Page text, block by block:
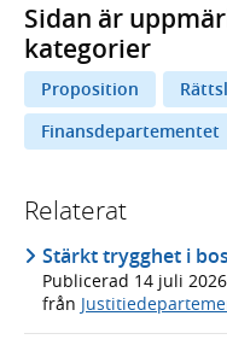
Sidan är
kategorier
Proposition
Finansdepartementet
Relaterat
Stärkt trygghet i
Publicerad 14 juli 2026
från